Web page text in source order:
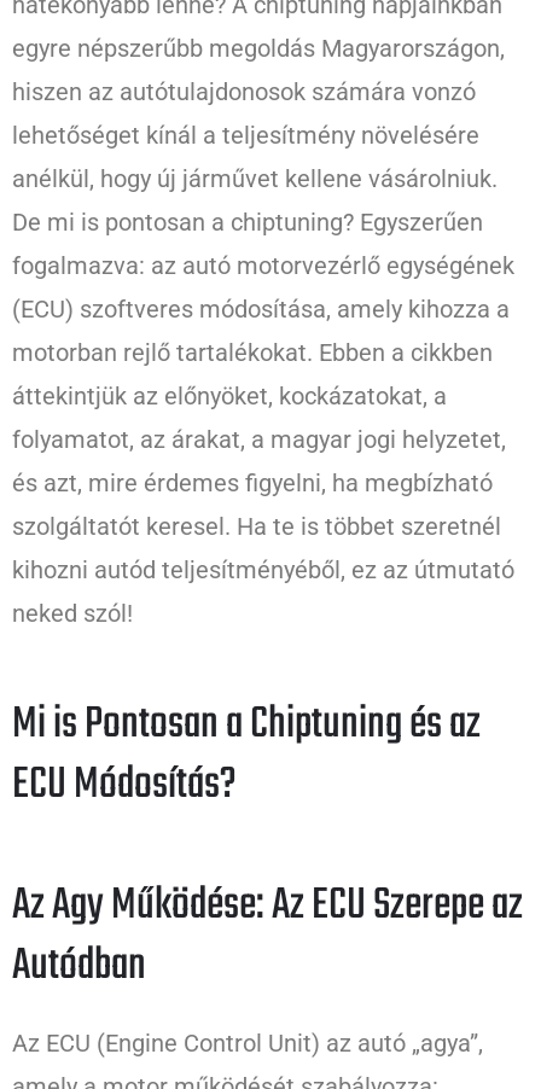
egyre népszerűbb megoldás Magyarországon,
hiszen az autótulajdonosok számára vonzó
lehetőséget kínál a teljesítmény növelésére
anélkül, hogy új járművet kellene vásárolniuk.
De mi is pontosan a chiptuning? Egyszerűen
fogalmazva: az autó motorvezérlő egységének
(ECU) szoftveres módosítása, amely kihozza a
motorban rejlő tartalékokat. Ebben a cikkben
áttekintjük az előnyöket, kockázatokat, a
folyamatot, az árakat, a magyar jogi helyzetet,
és azt, mire érdemes figyelni, ha megbízható
szolgáltatót keresel. Ha te is többet szeretnél
kihozni autód teljesítményéből, ez az útmutató
neked szól!
Mi is Pontosan a Chiptuning és az
ECU Módosítás?
Az Agy Működése: Az ECU Szerepe az
Autódban
Az ECU (Engine Control Unit) az autó „agya”,